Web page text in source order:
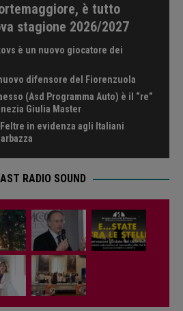
è tutto
stagione 2026/2027
è un nuovo giocatore dei
difensore del Fiorenzuola
(Asd Programma Auto) è il “re”
Giulia Master
in evidenza agli Italiani
RADIO SOUND